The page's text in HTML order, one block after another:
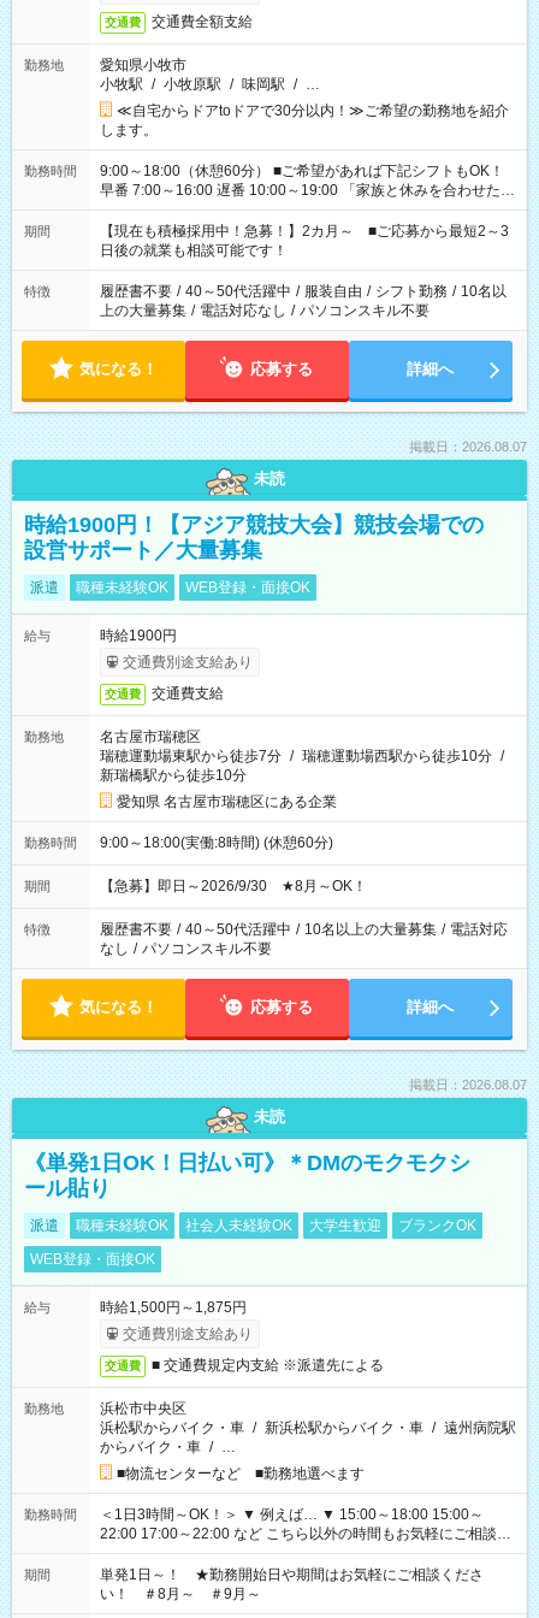
交通費 交通費全額支給
勤務地
愛知県小牧市
小牧駅 / 小牧原駅 / 味岡駅 / …
≪自宅からドアtoドアで30分以内！≫ご希望の勤務地を紹介
します。
勤務時間
9:00～18:00（休憩60分） ■ご希望があれば下記シフトもOK！
早番 7:00～16:00 遅番 10:00～19:00 「家族と休みを合わせた
い」 「余裕を持って夕飯の準備がしたい」 「できれば残業はし
たくない」 など、ご希望を教えてくださいね。 ※Wワーク希望
の方へ 今ご覧のお仕事で希望する勤務時間と、もう1つのお仕事
の勤務時間。 合計で週40時間を超える場合は応募できません。
期間
【現在も積極採用中！急募！】2カ月～ ■ご応募から最短2～3
日後の就業も相談可能です！
特徴 履歴書不要 / 40～50代活躍中 / 服装自由 / シフト勤務 / 10名以
上の大量募集 / 電話対応なし / パソコンスキル不要
気になる！ 応募する 詳細へ
掲載日：2026.08.07
未読
時給1900円！【アジア競技大会】競技会場での
設営サポート／大量募集
派遣 職種未経験OK WEB登録・面接OK
給与
時給1900円
交通費別途支給あり
交通費 交通費支給
勤務地
名古屋市瑞穂区
瑞穂運動場東駅から徒歩7分 / 瑞穂運動場西駅から徒歩10分 /
新瑞橋駅から徒歩10分
愛知県 名古屋市瑞穂区にある企業
勤務時間 9:00～18:00(実働:8時間) (休憩60分)
期間 【急募】即日～2026/9/30 ★8月～OK！
特徴 履歴書不要 / 40～50代活躍中 / 10名以上の大量募集 / 電話対応
なし / パソコンスキル不要
気になる！ 応募する 詳細へ
掲載日：2026.08.07
未読
《単発1日OK！日払い可》＊DMのモクモクシ
ール貼り
派遣 職種未経験OK 社会人未経験OK 大学生歓迎
ブランクOK
WEB登録・面接OK
給与
時給1,500円～1,875円
交通費別途支給あり
交通費 ■ 交通費規定内支給 ※派遣先による
勤務地
浜松市中央区
浜松駅からバイク・車 / 新浜松駅からバイク・車 / 遠州病院駅
からバイク・車 / …
■物流センターなど ■勤務地選べます
勤務時間
＜1日3時間～OK！＞ ▼ 例えば… ▼ 15:00～18:00 15:00～
22:00 17:00～22:00 など こちら以外の時間もお気軽にご相談く
ださい！
期間
単発1日～！ ★勤務開始日や期間はお気軽にご相談くださ
い！ ＃8月～ ＃9月～